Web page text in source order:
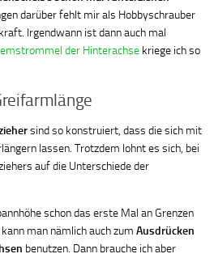
darüber fehlt mir als Hobbyschrauber
Irgendwann ist dann auch mal
der Hinterachse kriege ich so
sind so konstruiert, dass die sich mit
lassen. Trotzdem lohnt es sich, bei
auf die Unterschiede der
schon das erste Mal an Grenzen
man nämlich auch zum Ausdrücken
benutzen. Dann brauche ich aber